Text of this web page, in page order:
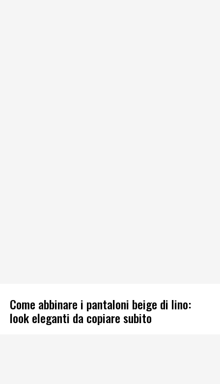
Come abbinare i pantaloni beige di lino:
look eleganti da copiare subito